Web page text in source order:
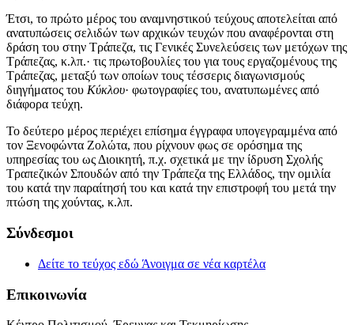
Έτσι, το πρώτο μέρος του αναμνηστικού τεύχους αποτελείται από
ανατυπώσεις σελιδών των αρχικών τευχών που αναφέρονται στη
δράση του στην Τράπεζα, τις Γενικές Συνελεύσεις των μετόχων της
Τράπεζας, κ.λπ.· τις πρωτοβουλίες του για τους εργαζομένους της
Τράπεζας, μεταξύ των οποίων τους τέσσερις διαγωνισμούς
διηγήματος του Κύκλου· φωτογραφίες του, ανατυπωμένες από
διάφορα τεύχη.
Το δεύτερο μέρος περιέχει επίσημα έγγραφα υπογεγραμμένα από
τον Ξενοφώντα Ζολώτα, που ρίχνουν φως σε ορόσημα της
υπηρεσίας του ως Διοικητή, π.χ. σχετικά με την ίδρυση Σχολής
Τραπεζικών Σπουδών από την Τράπεζα της Ελλάδος, την ομιλία
του κατά την παραίτησή του και κατά την επιστροφή του μετά την
πτώση της χούντας, κ.λπ.
Σύνδεσμοι
Δείτε το τεύχος εδώ Άνοιγμα σε νέα καρτέλα
Επικοινωνία